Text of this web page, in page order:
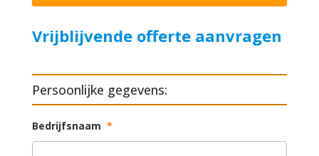
Vrijblijvende offerte aanvragen
Persoonlijke gegevens:
Bedrijfsnaam *